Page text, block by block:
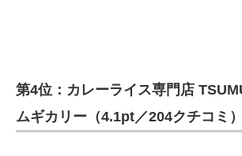
第4位：カレーライス専門店
ムギカリー（4.1pt／204クチコミ）